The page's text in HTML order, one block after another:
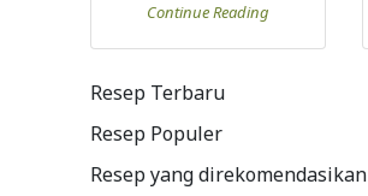
Continue Reading
Resep Terbaru
Resep Populer
Resep yang direkomendasikan